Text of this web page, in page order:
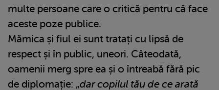
multe persoane care o critică pentru că face
aceste poze publice.
Mămica și fiul ei sunt tratați cu lipsă de
respect și în public, uneori. Câteodată,
oamenii merg spre ea și o întreabă fără pic
de diplomație: „dar copilul tău de ce arată